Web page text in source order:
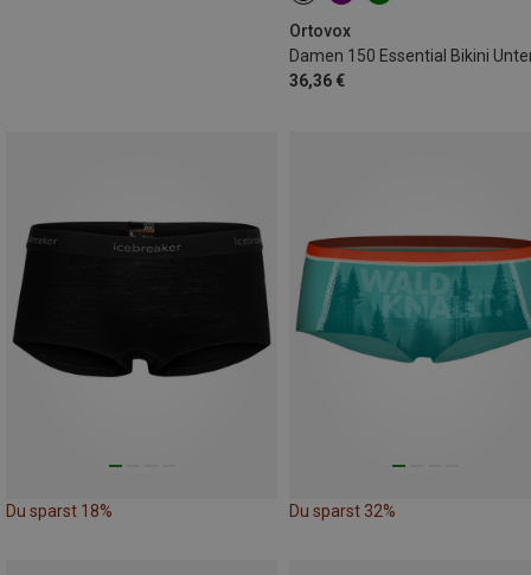
Ortovox
36,36 €
Du sparst 18% Du sparst 32%